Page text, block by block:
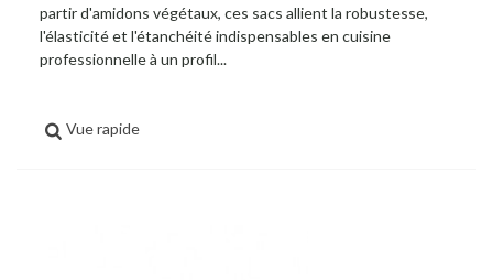
partir d'amidons végétaux, ces sacs allient la robustesse,
l'élasticité et l'étanchéité indispensables en cuisine
professionnelle à un profil...
Vue rapide